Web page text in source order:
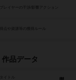
プレイヤーの干渉/影響アクション
作品データ
タイトル